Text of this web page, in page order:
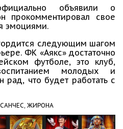
объявили о
прокомментировал свое
эмоциями.
следующим шагом
ФК «Аякс» достаточно
футболе, это клуб,
молодых и
рад, что будет работать с
ЖИРОНА